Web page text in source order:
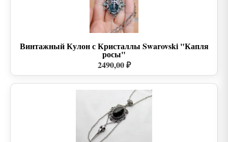
Винтажный Кулон с Кристаллы Swarovski "Капля
росы"
2490,00 ₽